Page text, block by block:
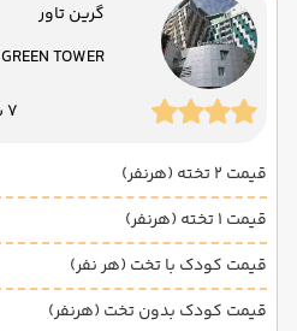
گرین تاور
GREEN TOWER
7 شب
قیمت 2 تخته (هرنفر)
قیمت 1 تخته (هرنفر)
قیمت کودک با تخت (هر نفر)
قیمت کودک بدون تخت (هرنفر)